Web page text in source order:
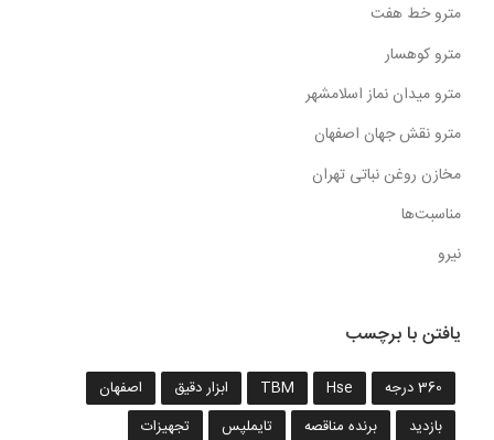
مترو خط هفت
مترو کوهسار
مترو میدان نماز اسلامشهر
مترو نقش جهان اصفهان
مخازن روغن نباتی تهران
مناسبت‌ها
نیرو
یافتن با برچسب
360 درجه Hse
TBM ابزار دقیق
اصفهان
بازدید
برنده مناقصه تایملپس
تجهیزات